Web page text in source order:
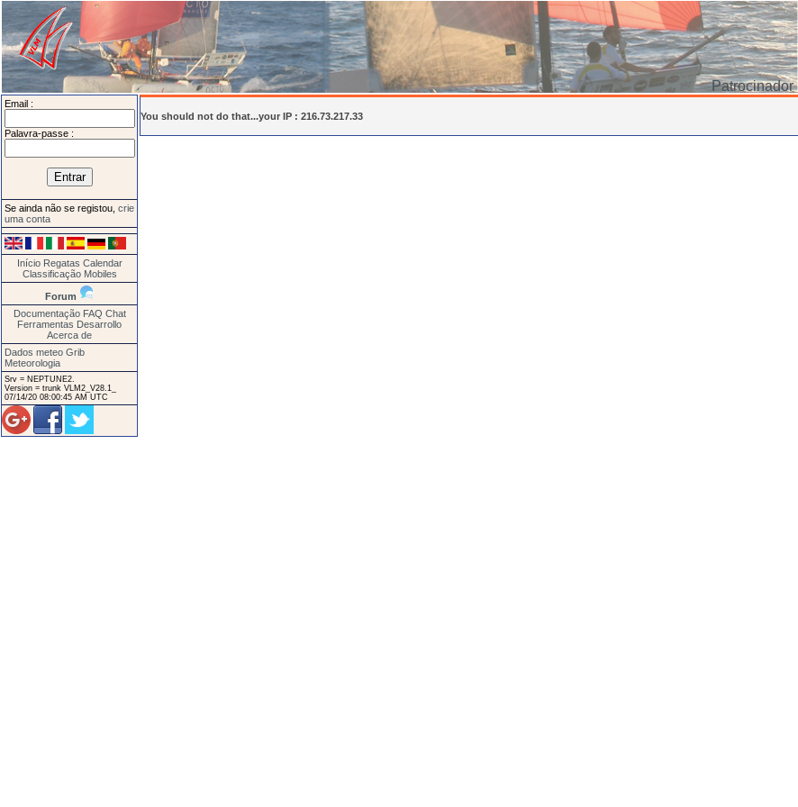
Patrocinador
Email :
Palavra-passe :
Se ainda não se registou, crie
uma conta
Início Regatas Calendar
Classificação Mobiles
Forum
Documentação FAQ Chat
Ferramentas Desarrollo
Acerca de
Dados meteo Grib
Meteorologia
Srv = NEPTUNE2.
Version = trunk VLM2_V28.1_
07/14/20 08:00:45 AM UTC
You should not do that...your IP : 216.73.217.33